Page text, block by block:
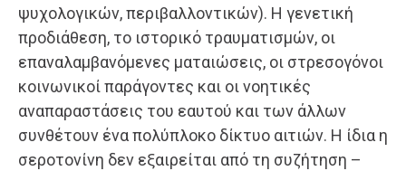
ψυχολογικών, περιβαλλοντικών). Η γενετική
προδιάθεση, το ιστορικό τραυματισμών, οι
επαναλαμβανόμενες ματαιώσεις, οι στρεσογόνοι
κοινωνικοί παράγοντες και οι νοητικές
αναπαραστάσεις του εαυτού και των άλλων
συνθέτουν ένα πολύπλοκο δίκτυο αιτιών. Η ίδια η
σεροτονίνη δεν εξαιρείται από τη συζήτηση –